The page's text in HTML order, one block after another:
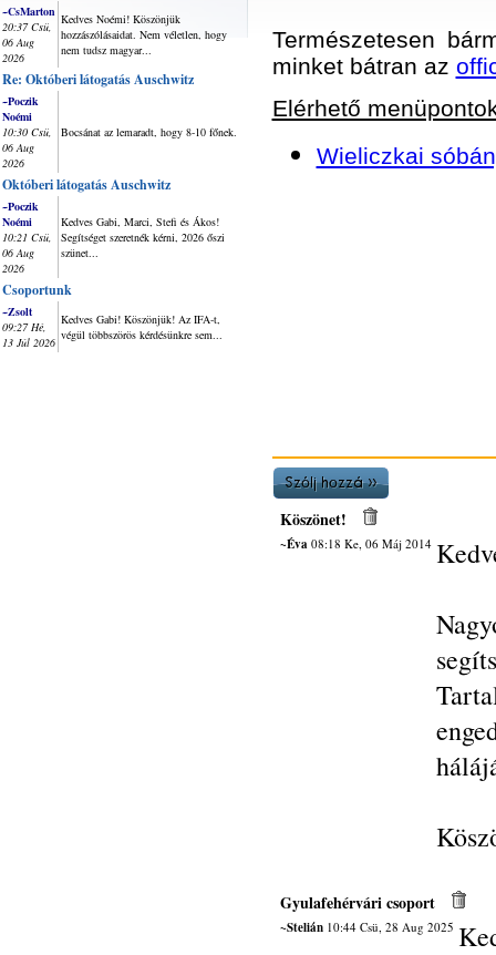
~CsMarton
20:37 Csü,
06 Aug
2026
Kedves Noémi! Köszönjük
hozzászólásaidat. Nem véletlen, hogy
nem tudsz magyar...
Re: Októberi látogatás Auschwitz
~Poczik
Noémi
10:30 Csü,
06 Aug
2026
Bocsánat az lemaradt, hogy 8-10 főnek.
Októberi látogatás Auschwitz
~Poczik
Noémi
10:21 Csü,
06 Aug
2026
Kedves Gabi, Marci, Stefi és Ákos!
Segítséget szeretnék kérni, 2026 őszi
szünet...
Csoportunk
~Zsolt
09:27 Hé,
13 Júl 2026
Kedves Gabi! Köszönjük! Az IFA-t,
végül többszörös kérdésünkre sem...
Természetesen
minket bátran az
Elérhető
Wieliczkai
Köszönet!
~Éva08:18 Ke, 06 Máj 2014
Gyulafehérvári csoport
~Stelián10:44 Csü, 28 Aug 2025